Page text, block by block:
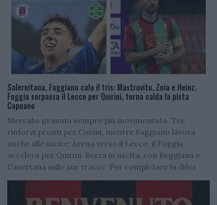
Salernitana, Faggiano cala il tris: Mastrovito, Zoia e Heinz.
Foggia sorpassa il Lecco per Quirini, torna calda la pista
Capuano
Mercato granata sempre più movimentato. Tre
rinforzi pronti per Cosmi, mentre Faggiano lavora
anche alle uscite: Arena verso il Lecco, il Foggia
accelera per Quirini. Berra in uscita, con Reggiana e
Casertana sulle sue tracce. Per completare la difes